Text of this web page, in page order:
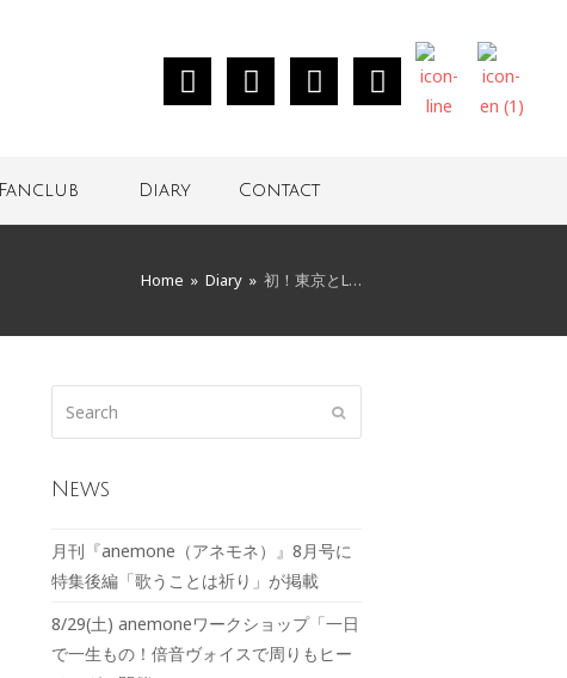
Fanclub Diary Contact
Home » Diary » 初！東京とL…
News
月刊『anemone（アネモネ）』8月号に
特集後編「歌うことは祈り」が掲載
8/29(土) anemoneワークショップ「一日
で一生もの！倍音ヴォイスで周りもヒー